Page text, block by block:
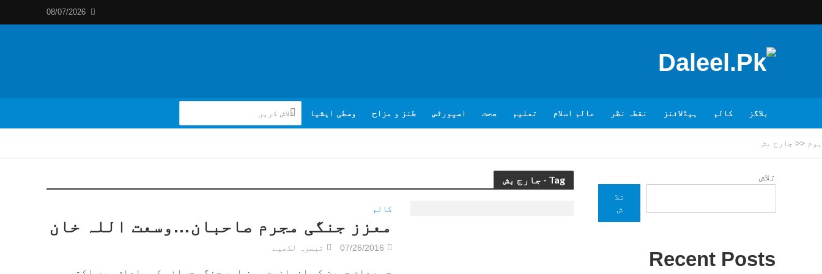
08/07/2026
بلاگز کالم ہیڈلائنز نقطہ نظر عالم اسلام تعلیم صحت اسپورٹس طنز و مزاح وسطی ایشیا
ہوم << جارج بش
Tag - جارج بش
کالم
معزز جنگی مجرم صاحبان…وسعت اللہ خان
07/26/2016 تبصرہ لکھیے
تلاش
تلا
ش
Recent Posts